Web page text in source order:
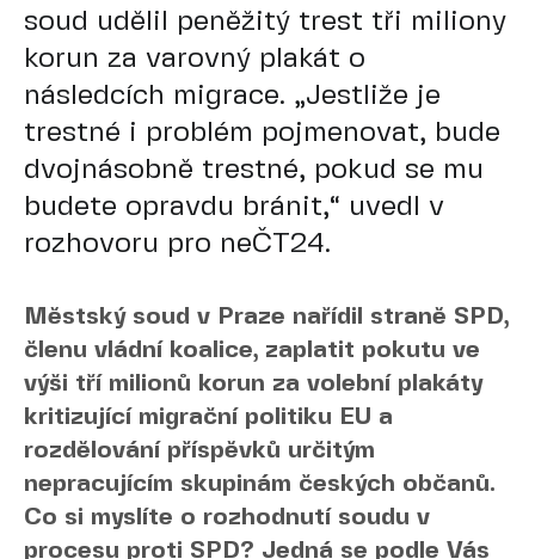
soud udělil peněžitý trest tři miliony
korun za varovný plakát o
následcích migrace. „Jestliže je
trestné i problém pojmenovat, bude
dvojnásobně trestné, pokud se mu
budete opravdu bránit,“ uvedl v
rozhovoru pro neČT24.
Městský soud v Praze nařídil straně SPD,
členu vládní koalice, zaplatit pokutu ve
výši tří milionů korun za volební plakáty
kritizující migrační politiku EU a
rozdělování příspěvků určitým
nepracujícím skupinám českých občanů.
Co si myslíte o rozhodnutí soudu v
procesu proti SPD? Jedná se podle Vás